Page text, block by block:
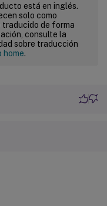
está en inglés.
solo como
de forma
consulte la
sobre traducción
home.